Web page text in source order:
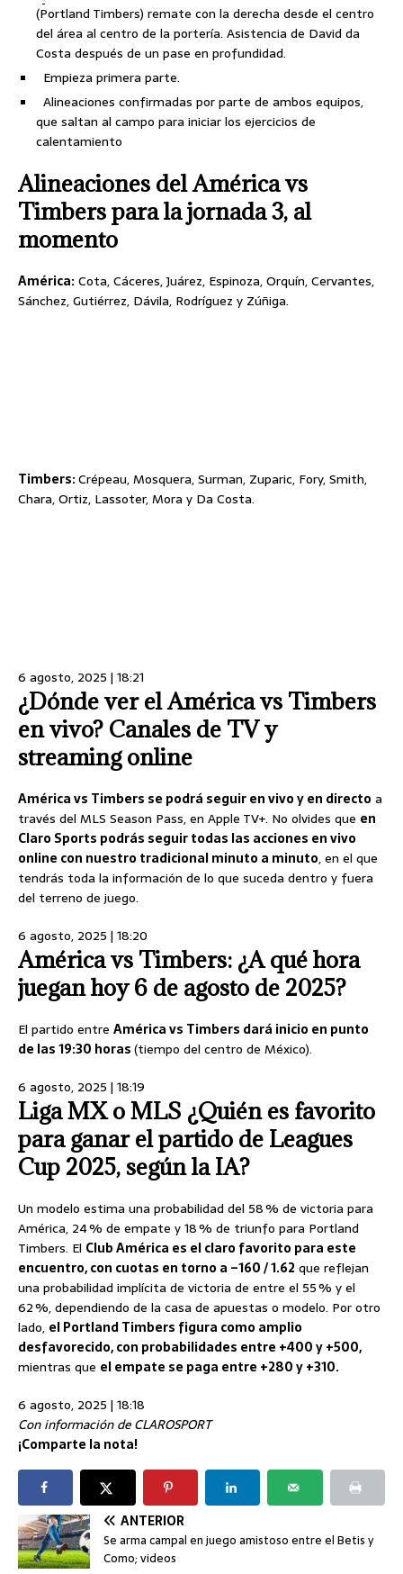
(Portland Timbers) remate con la derecha desde el centro
del área al centro de la portería. Asistencia de David da
Costa después de un pase en profundidad.
Empieza primera parte.
Alineaciones confirmadas por parte de ambos equipos,
que saltan al campo para iniciar los ejercicios de
calentamiento
Alineaciones del América vs
Timbers para la jornada 3, al
momento
América:Cota, Cáceres, Juárez, Espinoza, Orquín, Cervantes,
Sánchez, Gutiérrez, Dávila, Rodríguez y Zúñiga.
Timbers:Crépeau, Mosquera, Surman, Zuparic, Fory, Smith,
Chara, Ortiz, Lassoter, Mora y Da Costa.
6 agosto, 2025 | 18:21
¿Dónde ver el América vs Timbers
en vivo? Canales de TV y
streaming online
América vs Timbers se podrá seguir en vivo y en directo a
través del MLS Season Pass, en Apple TV+. No olvides que en
Claro Sports podrás seguir todas las acciones en vivo
online con nuestro tradicional minuto a minuto, en el que
tendrás toda la información de lo que suceda dentro y fuera
del terreno de juego.
6 agosto, 2025 | 18:20
América vs Timbers: ¿A qué hora
juegan hoy 6 de agosto de 2025?
El partido entre América vs Timbers dará inicio en punto
de las 19:30 horas(tiempo del centro de México).
6 agosto, 2025 | 18:19
Liga MX o MLS ¿Quién es favorito
para ganar el partido de Leagues
Cup 2025, según la IA?
Un modelo estima una probabilidad del 58 % de victoria para
América, 24 % de empate y 18 % de triunfo para Portland
Timbers. El Club América es el claro favorito para este
encuentro, con cuotas en torno a –160 / 1.62que reflejan
una probabilidad implícita de victoria de entre el 55 % y el
62 %, dependiendo de la casa de apuestas o modelo. Por otro
lado, el Portland Timbers figura como amplio
desfavorecido, con probabilidades entre +400 y +500,
mientras que el empate se paga entre +280 y +310.
6 agosto, 2025 | 18:18
Con información de CLAROSPORT
¡Comparte la nota!
ANTERIOR
Se arma campal en juego amistoso entre el Betis y
Como; videos